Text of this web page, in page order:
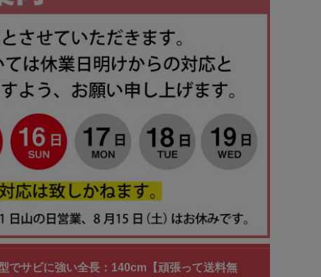
サビに強い全長：140cm【頑張って送料無